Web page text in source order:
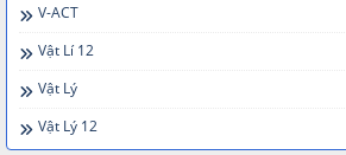
V-ACT
Vật Lí 12
Vật Lý
Vật Lý 12